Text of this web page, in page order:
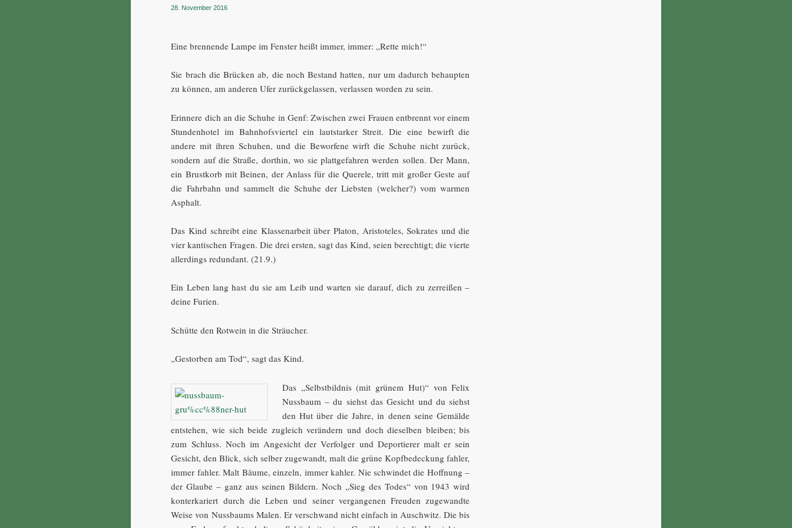
28. November 2016
Eine brennende Lampe im Fenster heißt immer, immer: „Rette mich!“
Sie brach die Brücken ab, die noch Bestand hatten, nur um dadurch behaupten
zu können, am anderen Ufer zurückgelassen, verlassen worden zu sein.
Erinnere dich an die Schuhe in Genf: Zwischen zwei Frauen entbrennt vor einem
Stundenhotel im Bahnhofsviertel ein lautstarker Streit. Die eine bewirft die
andere mit ihren Schuhen, und die Beworfene wirft die Schuhe nicht zurück,
sondern auf die Straße, dorthin, wo sie plattgefahren werden sollen. Der Mann,
ein Brustkorb mit Beinen, der Anlass für die Querele, tritt mit großer Geste auf
die Fahrbahn und sammelt die Schuhe der Liebsten (welcher?) vom warmen
Asphalt.
Das Kind schreibt eine Klassenarbeit über Platon, Aristoteles, Sokrates und die
vier kantischen Fragen. Die drei ersten, sagt das Kind, seien berechtigt; die vierte
allerdings redundant. (21.9.)
Ein Leben lang hast du sie am Leib und warten sie darauf, dich zu zerreißen –
deine Furien.
Schütte den Rotwein in die Sträucher.
„Gestorben am Tod“, sagt das Kind.
Das „Selbstbildnis (mit grünem Hut)“ von Felix
Nussbaum – du siehst das Gesicht und du siehst
den Hut über die Jahre, in denen seine Gemälde
entstehen, wie sich beide zugleich verändern und doch dieselben bleiben; bis
zum Schluss. Noch im Angesicht der Verfolger und Deportierer malt er sein
Gesicht, den Blick, sich selber zugewandt, malt die grüne Kopfbedeckung fahler,
immer fahler. Malt Bäume, einzeln, immer kahler. Nie schwindet die Hoffnung –
der Glaube – ganz aus seinen Bildern. Noch „Sieg des Todes“ von 1943 wird
konterkariert durch die Leben und seiner vergangenen Freuden zugewandte
Weise von Nussbaums Malen. Er verschwand nicht einfach in Auschwitz. Die bis